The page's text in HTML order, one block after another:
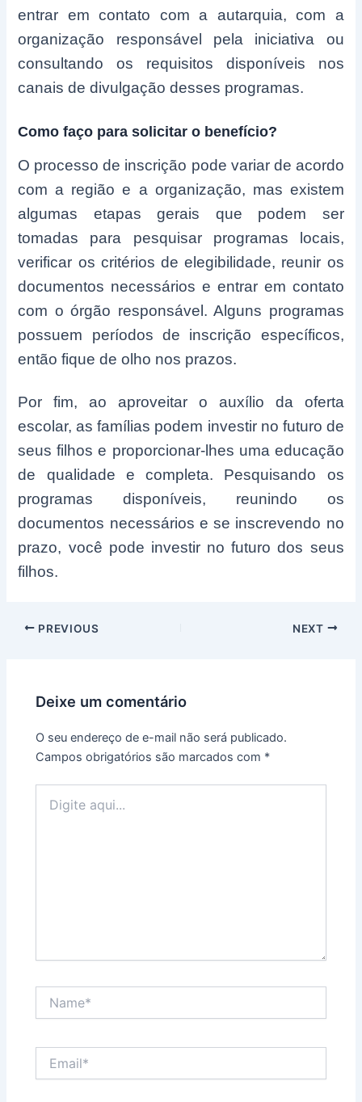
entrar em contato com a autarquia, com a
organização responsável pela iniciativa ou
consultando os requisitos disponíveis nos
canais de divulgação desses programas.
Como faço para solicitar o benefício?
O processo de inscrição pode variar de acordo
com a região e a organização, mas existem
algumas etapas gerais que podem ser
tomadas para pesquisar programas locais,
verificar os critérios de elegibilidade, reunir os
documentos necessários e entrar em contato
com o órgão responsável. Alguns programas
possuem períodos de inscrição específicos,
então fique de olho nos prazos.
Por fim, ao aproveitar o auxílio da oferta
escolar, as famílias podem investir no futuro de
seus filhos e proporcionar-lhes uma educação
de qualidade e completa. Pesquisando os
programas disponíveis, reunindo os
documentos necessários e se inscrevendo no
prazo, você pode investir no futuro dos seus
filhos.
Post
PREVIOUS NEXT
Deixe um comentário
O seu endereço de e-mail não será publicado.
Campos obrigatórios são marcados com *
aqui...